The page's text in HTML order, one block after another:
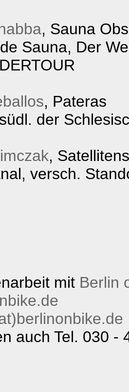
, Sauna
Sauna, Der
, Pateras
der
,
versch.
mit Berlin
auch Tel. 030 -